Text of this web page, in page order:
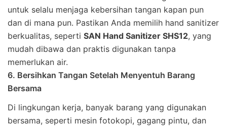
untuk selalu menjaga kebersihan tangan kapan pun
dan di mana pun. Pastikan Anda memilih hand sanitizer
berkualitas, seperti SAN Hand Sanitizer SHS12, yang
mudah dibawa dan praktis digunakan tanpa
memerlukan air.
6. Bersihkan Tangan Setelah Menyentuh Barang
Bersama
Di lingkungan kerja, banyak barang yang digunakan
bersama, seperti mesin fotokopi, gagang pintu, dan